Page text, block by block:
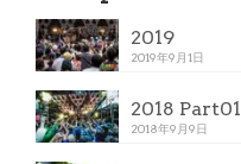
2019
2019年9月1日
2018 Part01
2018年9月9日